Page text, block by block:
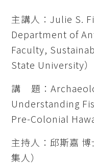
主講人：Julie S.
Department of
Faculty,
State University）
講 題：
Understanding
Pre-Colonial
主持人：邱斯嘉
集人）